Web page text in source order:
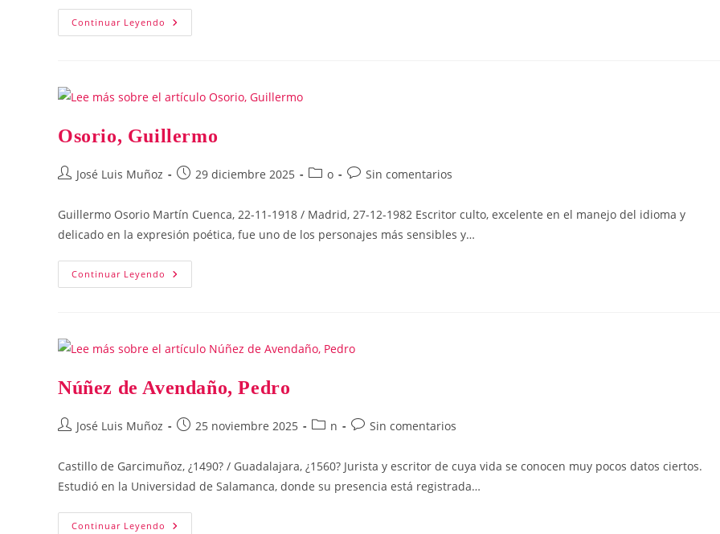
Continuar Leyendo Oliva,
José
Osorio, Guillermo
Autor
la
entrada:
José Luis Muñoz
Publicación
la
entrada:
29 diciembre 2025
Categoría
la
entrada:
o
Comentarios
la
entrada:
Sin comentarios
Guillermo Osorio Martín Cuenca, 22-11-1918 / Madrid, 27-12-1982 Escritor culto, excelente en el manejo del idioma y
delicado en la expresión poética, fue uno de los personajes más sensibles y…
Continuar Leyendo Osorio,
Guillermo
Núñez de Avendaño, Pedro
Autor
entrada:
José Luis Muñoz
Publicación
entrada:
25 noviembre 2025
Categoría
entrada:
n
Comentarios
entrada:
Sin comentarios
Castillo de Garcimuñoz, ¿1490? / Guadalajara, ¿1560? Jurista y escritor de cuya vida se conocen muy pocos datos ciertos.
Estudió en la Universidad de Salamanca, donde su presencia está registrada…
Continuar Leyendo Núñez